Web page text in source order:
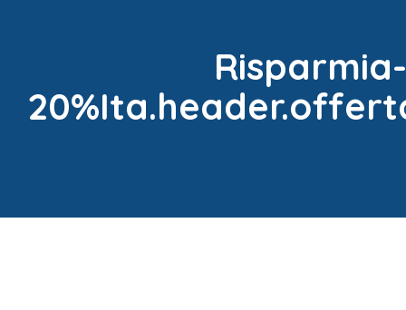
Risparmia-